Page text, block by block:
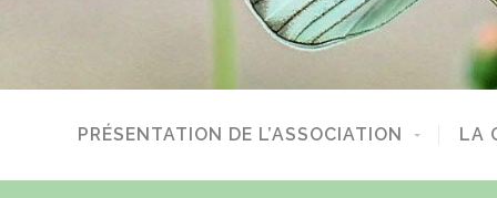
PRÉSENTATION DE L’ASSOCIATION LA